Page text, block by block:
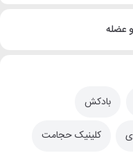
عضله
بادکش
کلینیک حجامت